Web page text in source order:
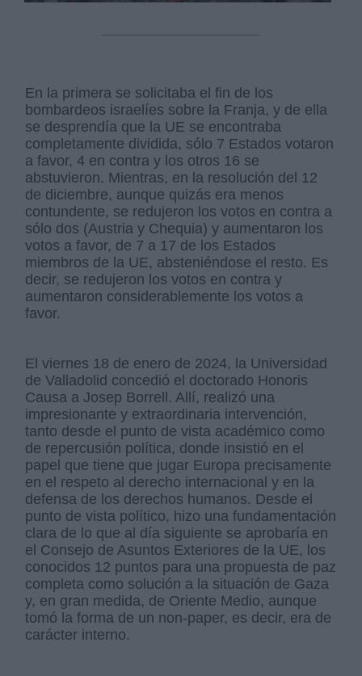
En la primera se solicitaba el fin de los
bombardeos israelíes sobre la Franja, y de ella
se desprendía que la UE se encontraba
completamente dividida, sólo 7 Estados votaron
a favor, 4 en contra y los otros 16 se
abstuvieron. Mientras, en la resolución del 12
de diciembre, aunque quizás era menos
contundente, se redujeron los votos en contra a
sólo dos (Austria y Chequia) y aumentaron los
votos a favor, de 7 a 17 de los Estados
miembros de la UE, absteniéndose el resto. Es
decir, se redujeron los votos en contra y
aumentaron considerablemente los votos a
favor.
El viernes 18 de enero de 2024, la Universidad
de Valladolid concedió el doctorado Honoris
Causa a Josep Borrell. Allí, realizó una
impresionante y extraordinaria intervención,
tanto desde el punto de vista académico como
de repercusión política, donde insistió en el
papel que tiene que jugar Europa precisamente
en el respeto al derecho internacional y en la
defensa de los derechos humanos. Desde el
punto de vista político, hizo una fundamentación
clara de lo que al día siguiente se aprobaría en
el Consejo de Asuntos Exteriores de la UE, los
conocidos 12 puntos para una propuesta de paz
completa como solución a la situación de Gaza
y, en gran medida, de Oriente Medio, aunque
tomó la forma de un non-paper, es decir, era de
carácter interno.